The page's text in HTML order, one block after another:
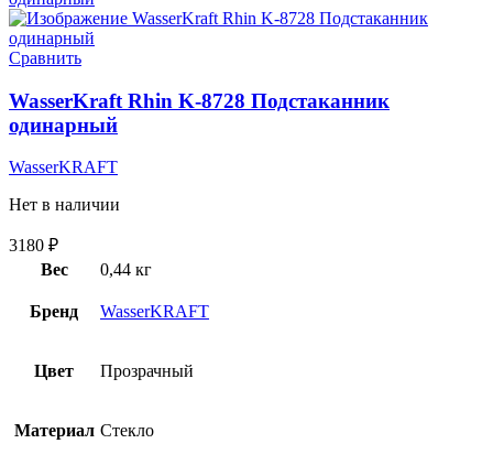
Сравнить
WasserKraft Rhin K-8728 Подстаканник
одинарный
WasserKRAFT
Нет в наличии
3180 ₽
Вес
0,44 кг
Бренд WasserKRAFT
Цвет Прозрачный
Материал Стекло